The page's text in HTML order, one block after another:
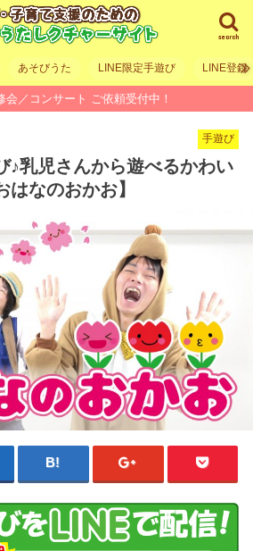
search
あそびうた LINE限定手遊び LINE登録
会／コンサート ご依頼受付中！
手遊び
♪乳児さんから遊べるかわい
はなのおかお】